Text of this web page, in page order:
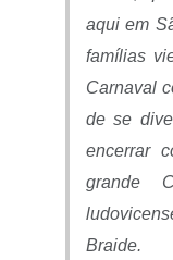
aqui em
famílias
Carnaval
de se
encerrar
grande
Braide.